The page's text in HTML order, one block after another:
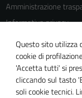
Amministrazione
Informativa privacy
Cookie Policy
Note legali
Dichiarazione di
Piano di
Questo sito utilizza
cookie di
'Accetta tutti' si
cliccando sul tasto
soli cookie tecnici.